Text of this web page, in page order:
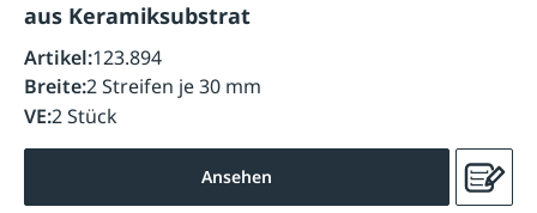
aus Keramiksubstrat
Artikel:123.894
Breite:2 Streifen je 30 mm
VE:2 Stück
Ansehen